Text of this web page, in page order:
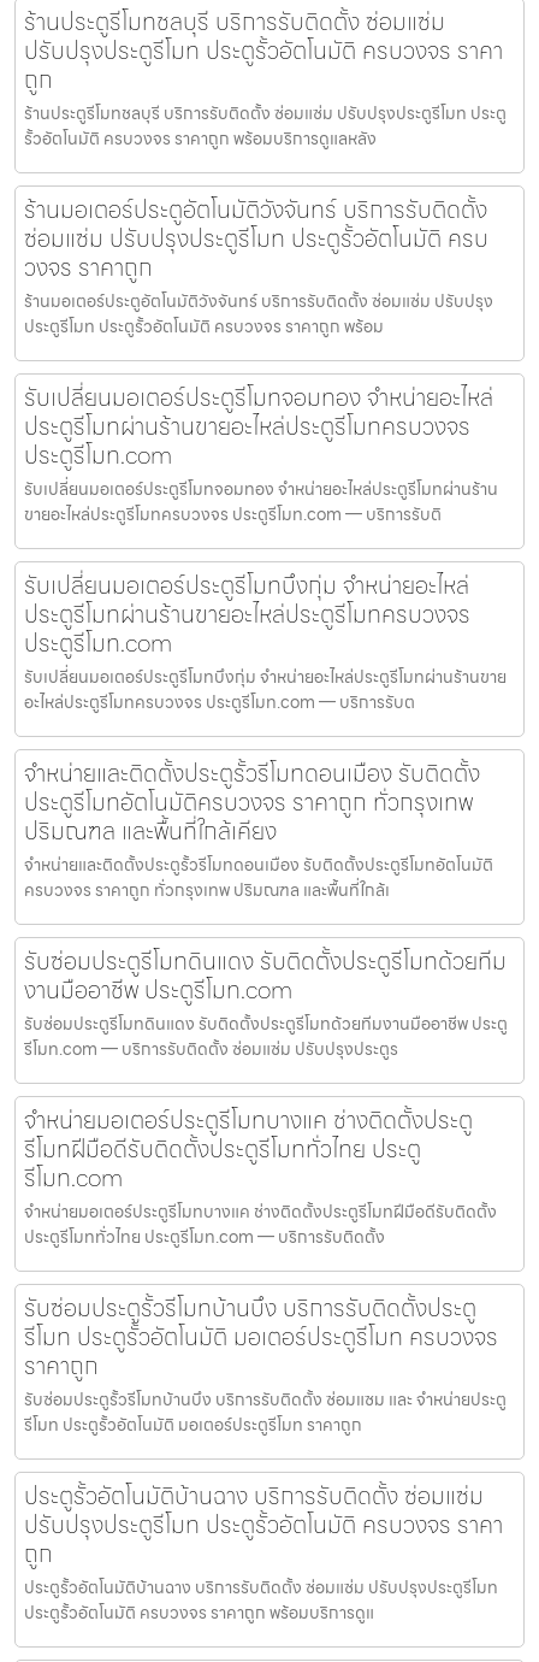
ร้านประตูรีโมทชลบุรี บริการรับติดตั้ง ซ่อมแซ่ม
ปรับปรุงประตูรีโมท ประตูรั้วอัตโนมัติ ครบวงจร ราคา
ถูก
ร้านประตูรีโมทชลบุรี บริการรับติดตั้ง ซ่อมแซ่ม ปรับปรุงประตูรีโมท ประตู
รั้วอัตโนมัติ ครบวงจร ราคาถูก พร้อมบริการดูแลหลัง
ร้านมอเตอร์ประตูอัตโนมัติวังจันทร์ บริการรับติดตั้ง
ซ่อมแซ่ม ปรับปรุงประตูรีโมท ประตูรั้วอัตโนมัติ ครบ
วงจร ราคาถูก
ร้านมอเตอร์ประตูอัตโนมัติวังจันทร์ บริการรับติดตั้ง ซ่อมแซ่ม ปรับปรุง
ประตูรีโมท ประตูรั้วอัตโนมัติ ครบวงจร ราคาถูก พร้อม
รับเปลี่ยนมอเตอร์ประตูรีโมทจอมทอง จำหน่ายอะไหล่
ประตูรีโมทผ่านร้านขายอะไหล่ประตูรีโมทครบวงจร
ประตูรีโมท.com
รับเปลี่ยนมอเตอร์ประตูรีโมทจอมทอง จำหน่ายอะไหล่ประตูรีโมทผ่านร้าน
ขายอะไหล่ประตูรีโมทครบวงจร ประตูรีโมท.com — บริการรับติ
รับเปลี่ยนมอเตอร์ประตูรีโมทบึงกุ่ม จำหน่ายอะไหล่
ประตูรีโมทผ่านร้านขายอะไหล่ประตูรีโมทครบวงจร
ประตูรีโมท.com
รับเปลี่ยนมอเตอร์ประตูรีโมทบึงกุ่ม จำหน่ายอะไหล่ประตูรีโมทผ่านร้านขาย
อะไหล่ประตูรีโมทครบวงจร ประตูรีโมท.com — บริการรับต
จำหน่ายและติดตั้งประตูรั้วรีโมทดอนเมือง รับติดตั้ง
ประตูรีโมทอัตโนมัติครบวงจร ราคาถูก ทั่วกรุงเทพ
ปริมณฑล และพื้นที่ใกล้เคียง
จำหน่ายและติดตั้งประตูรั้วรีโมทดอนเมือง รับติดตั้งประตูรีโมทอัตโนมัติ
ครบวงจร ราคาถูก ทั่วกรุงเทพ ปริมณฑล และพื้นที่ใกล้เ
รับซ่อมประตูรีโมทดินแดง รับติดตั้งประตูรีโมทด้วยทีม
งานมืออาชีพ ประตูรีโมท.com
รับซ่อมประตูรีโมทดินแดง รับติดตั้งประตูรีโมทด้วยทีมงานมืออาชีพ ประตู
รีโมท.com — บริการรับติดตั้ง ซ่อมแซ่ม ปรับปรุงประตูร
จำหน่ายมอเตอร์ประตูรีโมทบางแค ช่างติดตั้งประตู
รีโมทฝีมือดีรับติดตั้งประตูรีโมททั่วไทย ประตู
รีโมท.com
จำหน่ายมอเตอร์ประตูรีโมทบางแค ช่างติดตั้งประตูรีโมทฝีมือดีรับติดตั้ง
ประตูรีโมททั่วไทย ประตูรีโมท.com — บริการรับติดตั้ง
รับซ่อมประตูรั้วรีโมทบ้านบึง บริการรับติดตั้งประตู
รีโมท ประตูรั้วอัตโนมัติ มอเตอร์ประตูรีโมท ครบวงจร
ราคาถูก
รับซ่อมประตูรั้วรีโมทบ้านบึง บริการรับติดตั้ง ซ่อมแซม และ จำหน่ายประตู
รีโมท ประตูรั้วอัตโนมัติ มอเตอร์ประตูรีโมท ราคาถูก
ประตูรั้วอัตโนมัติบ้านฉาง บริการรับติดตั้ง ซ่อมแซ่ม
ปรับปรุงประตูรีโมท ประตูรั้วอัตโนมัติ ครบวงจร ราคา
ถูก
ประตูรั้วอัตโนมัติบ้านฉาง บริการรับติดตั้ง ซ่อมแซ่ม ปรับปรุงประตูรีโมท
ประตูรั้วอัตโนมัติ ครบวงจร ราคาถูก พร้อมบริการดูแ